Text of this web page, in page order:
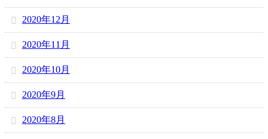
2020年12月
2020年11月
2020年10月
2020年9月
2020年8月